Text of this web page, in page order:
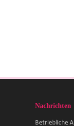
Nachrichten
Betriebliche